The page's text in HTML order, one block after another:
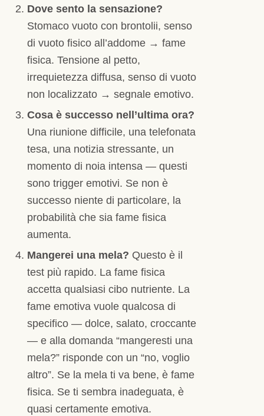
Dove sento la sensazione?
Stomaco vuoto con brontolii, senso
di vuoto fisico all’addome → fame
fisica. Tensione al petto,
irrequietezza diffusa, senso di vuoto
non localizzato → segnale emotivo.
Cosa è successo nell’ultima ora?
Una riunione difficile, una telefonata
tesa, una notizia stressante, un
momento di noia intensa — questi
sono trigger emotivi. Se non è
successo niente di particolare, la
probabilità che sia fame fisica
aumenta.
Mangerei una mela? Questo è il
test più rapido. La fame fisica
accetta qualsiasi cibo nutriente. La
fame emotiva vuole qualcosa di
specifico — dolce, salato, croccante
— e alla domanda “mangeresti una
mela?” risponde con un “no, voglio
altro”. Se la mela ti va bene, è fame
fisica. Se ti sembra inadeguata, è
quasi certamente emotiva.